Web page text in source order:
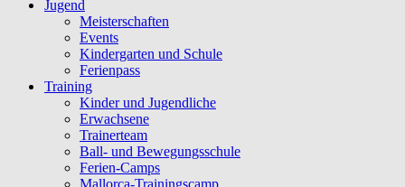
Jugend
Meisterschaften
Events
Kindergarten und Schule
Ferienpass
Training
Kinder und Jugendliche
Erwachsene
Trainerteam
Ball- und Bewegungsschule
Ferien-Camps
Mallorca-Trainingscamp